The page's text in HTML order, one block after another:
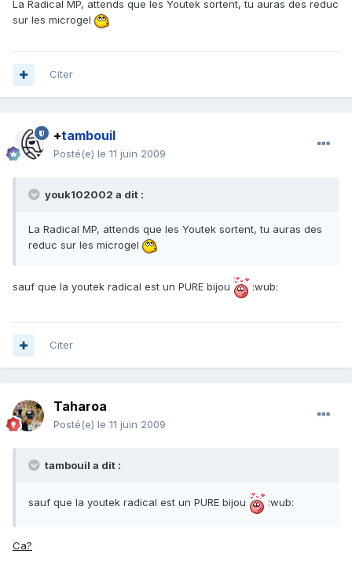
La Radical MP, attends que les Youtek sortent, tu auras des reduc
sur les microgel
Citer
+tambouil
Posté(e) le 11 juin 2009
youk102002 a dit :
La Radical MP, attends que les Youtek sortent, tu auras des
reduc sur les microgel
sauf que la youtek radical est un PURE bijou :wub:
Citer
Taharoa
Posté(e) le 11 juin 2009
tambouil a dit :
sauf que la youtek radical est un PURE bijou :wub:
Ca?